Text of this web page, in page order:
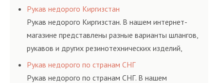
соответствующих ГОСТам, техническим условиям
и нормативам.
Рукав недорого Киргизстан
Рукав недорого Киргизстан. В нашем интернет-
магазине представлены разные варианты шлангов,
рукавов и других резинотехнических изделий,
соответствующих ГОСТам, техническим условиям
и нормативам.
Рукав недорого по странам СНГ
Рукав недорого по странам СНГ. В нашем